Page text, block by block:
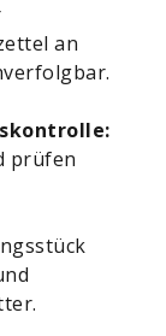
an
prüfen